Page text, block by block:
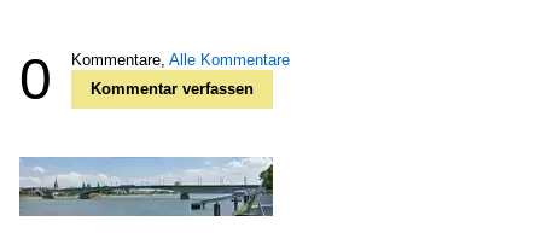
0 Kommentare, Alle Kommentare
Kommentar verfassen